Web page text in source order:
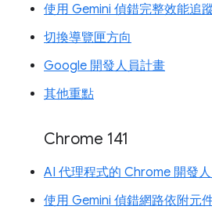
使用 Gemini 偵錯完整效能追
切換導覽匣方向
Google 開發人員計畫
其他重點
Chrome 141
AI 代理程式的 Chrome 開發
使用 Gemini 偵錯網路依附元